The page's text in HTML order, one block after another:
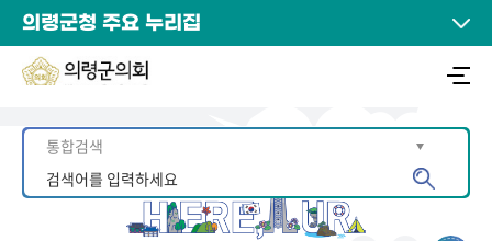
의령군청 주요 누리집